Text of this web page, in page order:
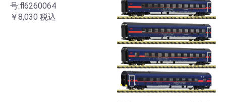
号:fl6260064
￥8,030 税込